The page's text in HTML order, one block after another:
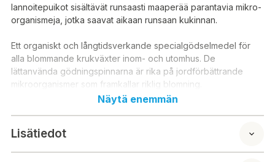
lannoitepuikot sisältävät runsaasti maaperää parantavia mikro-
organismeja, jotka saavat aikaan runsaan kukinnan.
Ett organiskt och långtidsverkande specialgödselmedel för
alla blommande krukväxter inom- och utomhus. De
lättanvända gödningspinnarna är rika på jordförbättrande
mikroorganismer som framkallar riklig blomning.
Näytä enemmän
Lisätiedot